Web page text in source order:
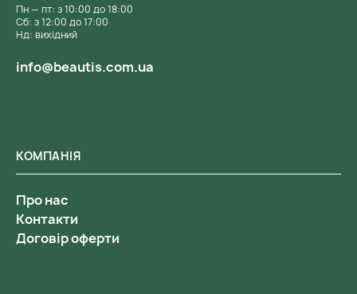
КОМПАНІЯ
Про нас
Контакти
Договір оферти
Пн — пт: з 10:00 до 18:00
Сб: з 12:00 до 17:00
Нд: вихідний
info@beautis.com.ua